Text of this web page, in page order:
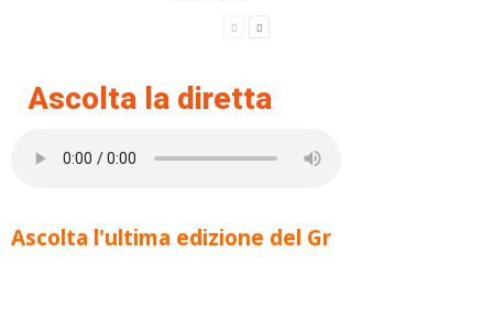
Ascolta la diretta
Ascolta l'ultima edizione del Gr